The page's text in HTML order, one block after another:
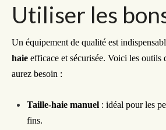
Utiliser les
Un équipement de qualité est
haie efficace et sécurisée. Voici les outils
aurez besoin :
Taille-haie manuel : idéal pour les
fins.